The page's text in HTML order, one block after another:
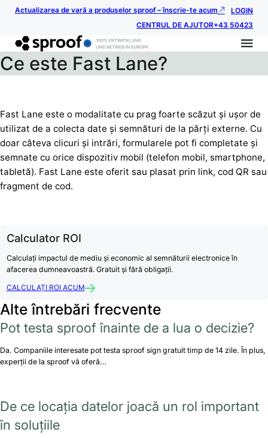
Actualizarea de vară a produselor sproof – înscrie-te acum
LOGIN
CENTRUL DE AJUTOR+43 50423
Ce este Fast Lane?
Fast Lane este o modalitate cu prag foarte scăzut și ușor de
utilizat de a colecta date și semnături de la părți externe. Cu
doar câteva clicuri și intrări, formularele pot fi completate și
semnate cu orice dispozitiv mobil (telefon mobil, smartphone,
tabletă). Fast Lane este oferit sau plasat prin link, cod QR sau
fragment de cod.
Calculator ROI
Calculați impactul de mediu și economic al semnăturii electronice în
afacerea dumneavoastră. Gratuit și fără obligații.
CALCULAȚI ROI ACUM
Alte întrebări frecvente
Pot testa sproof înainte de a lua o decizie?
Da. Companiile interesate pot testa sproof sign gratuit timp de 14 zile. În plus,
experții de la sproof vă oferă…
De ce locația datelor joacă un rol important
în soluțiile